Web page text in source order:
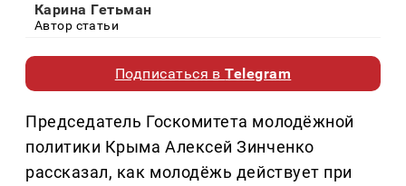
Карина Гетьман
Автор статьи
Подписаться вTelegram
Председатель Госкомитета молодёжной
политики Крыма Алексей Зинченко
рассказал, как молодёжь действует при